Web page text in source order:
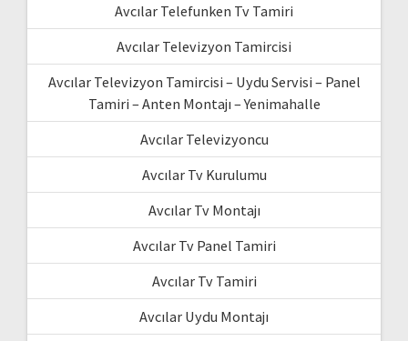
Avcılar Telefunken Tv Tamiri
Avcılar Televizyon Tamircisi
Avcılar Televizyon Tamircisi – Uydu Servisi – Panel
Tamiri – Anten Montajı – Yenimahalle
Avcılar Televizyoncu
Avcılar Tv Kurulumu
Avcılar Tv Montajı
Avcılar Tv Panel Tamiri
Avcılar Tv Tamiri
Avcılar Uydu Montajı